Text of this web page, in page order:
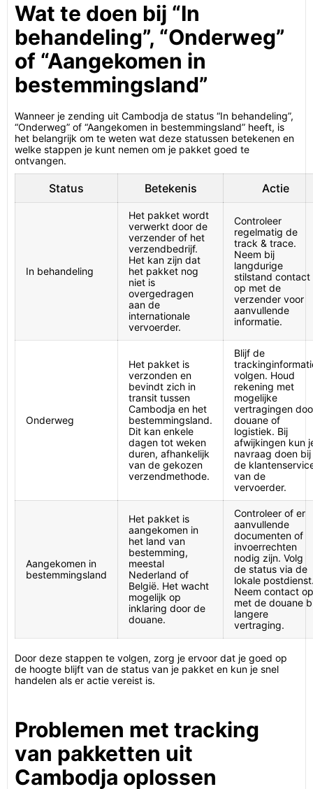
Wat te doen bij “In
behandeling”, “Onderweg”
of “Aangekomen in
bestemmingsland”
Wanneer je zending uit Cambodja de status “In behandeling”,
“Onderweg” of “Aangekomen in bestemmingsland” heeft, is
het belangrijk om te weten wat deze statussen betekenen en
welke stappen je kunt nemen om je pakket goed te
ontvangen.
Status Betekenis Actie
In behandeling
Het pakket wordt
verwerkt door de
verzender of het
verzendbedrijf.
Het kan zijn dat
het pakket nog
niet is
overgedragen
aan de
internationale
vervoerder.
Controleer
regelmatig de
track & trace.
Neem bij
langdurige
stilstand contact
op met de
verzender voor
aanvullende
informatie.
Onderweg
Het pakket is
verzonden en
bevindt zich in
transit tussen
Cambodja en het
bestemmingsland.
Dit kan enkele
dagen tot weken
duren, afhankelijk
van de gekozen
verzendmethode.
Blijf de
volgen. Houd
rekening met
mogelijke
vertragingen
douane of
logistiek. Bij
afwijkingen kun
navraag doen bij
de
van de
vervoerder.
Aangekomen in
bestemmingsland
Het pakket is
aangekomen in
het land van
bestemming,
meestal
Nederland of
België. Het wacht
mogelijk op
inklaring door de
douane.
Controleer of er
aanvullende
documenten of
invoerrechten
nodig zijn. Volg
de status via de
lokale
Neem contact op
met de douane
langere
vertraging.
Door deze stappen te volgen, zorg je ervoor dat je goed op
de hoogte blijft van de status van je pakket en kun je snel
handelen als er actie vereist is.
Problemen met tracking
van pakketten uit
Cambodja oplossen